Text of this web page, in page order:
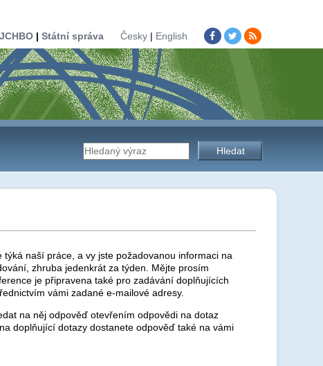
| Státní správa Česky| English
Vyhledávání
úřadu
naší práce, a vy jste požadovanou informaci na
zhruba jedenkrát za týden. Mějte prosím
je připravena také pro zadávání doplňujících
vámi zadané e-mailové adresy.
na něj odpověď otevřením odpovědi na dotaz
doplňující dotazy dostanete odpověď také na vámi